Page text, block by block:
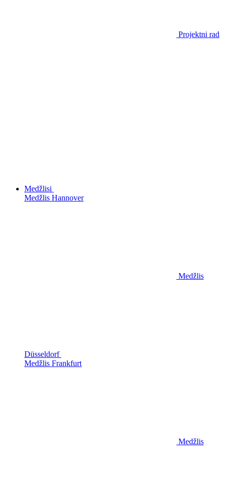
Projektni rad
Medžlisi
Medžlis Hannover
Medžlis
Düsseldorf
Medžlis Frankfurt
Medžlis